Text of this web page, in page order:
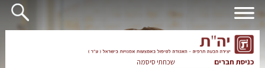
כניסת חברים שכחתי סיסמה